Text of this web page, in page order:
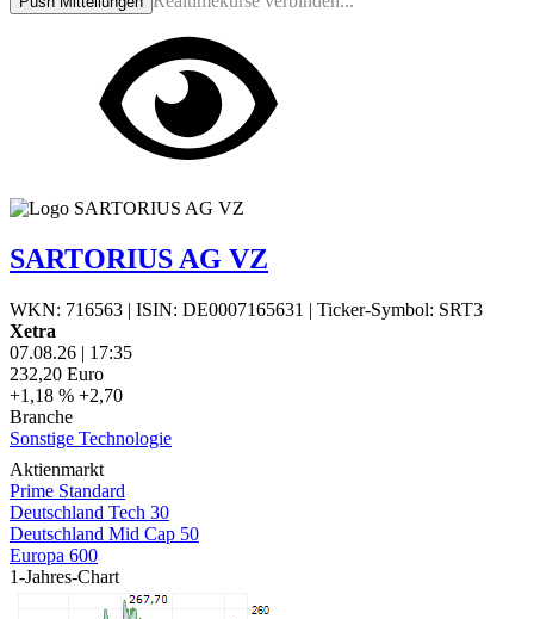
SARTORIUS AG VZ
WKN: 716563 | ISIN: DE0007165631 | Ticker-Symbol: SRT3
Xetra
07.08.26 | 17:35
232,20 Euro
+1,18 % +2,70
Branche
Sonstige Technologie
Aktienmarkt
Prime Standard
Deutschland Tech 30
Deutschland Mid Cap 50
Europa 600
1-Jahres-Chart